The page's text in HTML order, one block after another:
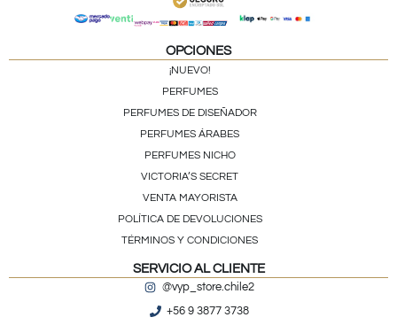
OPCIONES
¡NUEVO!
PERFUMES
PERFUMES DE DISEÑADOR
PERFUMES ÁRABES
PERFUMES NICHO
VICTORIA’S SECRET
VENTA MAYORISTA
POLÍTICA DE DEVOLUCIONES
TÉRMINOS Y CONDICIONES
SERVICIO AL CLIENTE
@vyp_store.chile2
+56 9 3877 3738